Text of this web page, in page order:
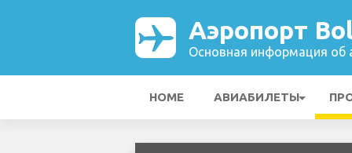
Аэропорт
Основная информация об
HOME АВИАБИЛЕТЫ